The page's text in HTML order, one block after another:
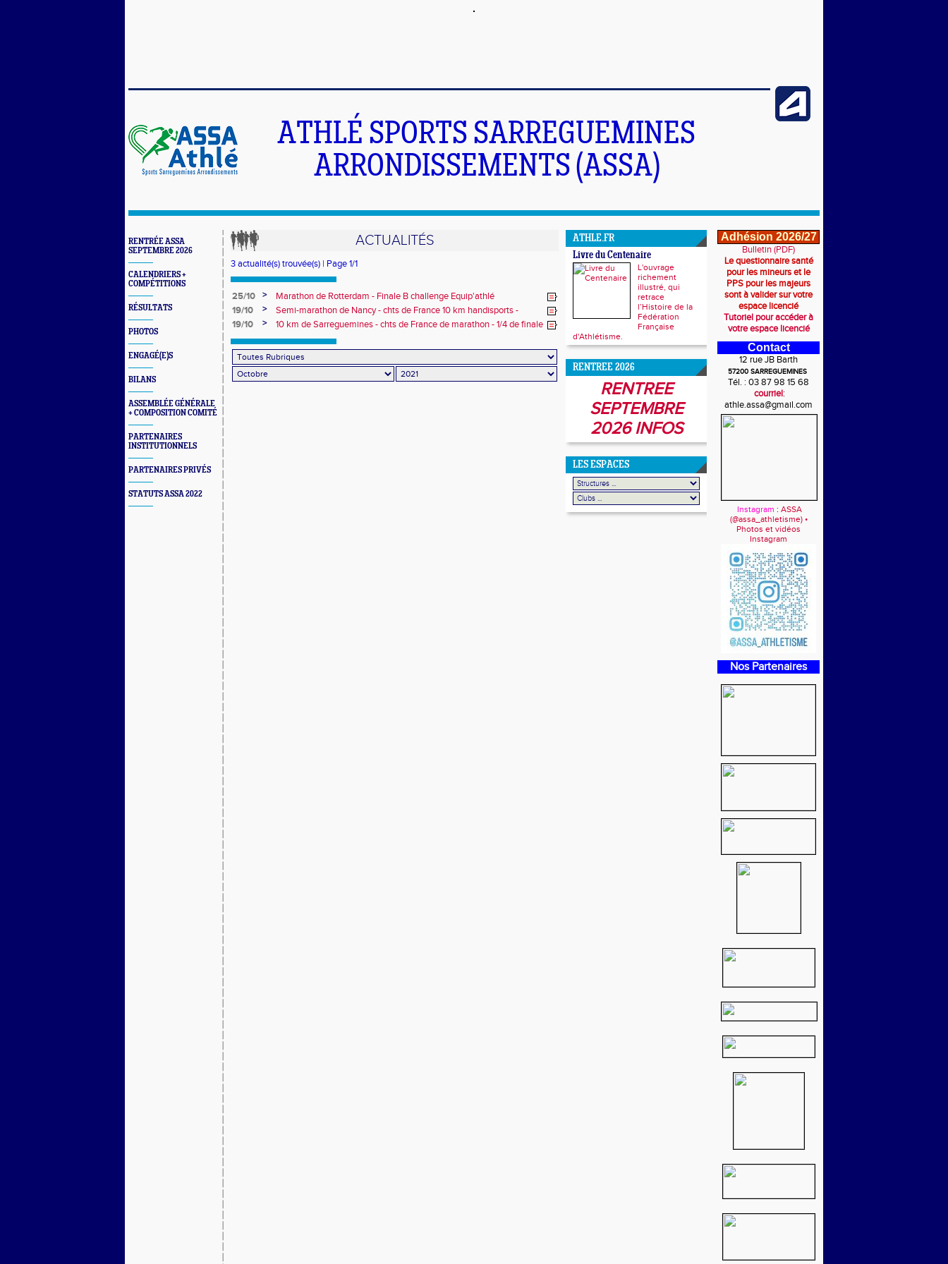
ATHLÉ SPORTS SARREGUEMINES
ARRONDISSEMENTS (ASSA)
RENTRÉE ASSA
SEPTEMBRE 2026
CALENDRIERS +
COMPÉTITIONS
RÉSULTATS
PHOTOS
ENGAGÉ(E)S
BILANS
ASSEMBLÉE GÉNÉRALE
+ COMPOSITION COMITÉ
PARTENAIRES
INSTITUTIONNELS
PARTENAIRES PRIVÉS
STATUTS ASSA 2022
ACTUALITÉS
3 actualité(s) trouvée(s) | Page 1/1
25/10 >
Marathon de Rotterdam - Finale B challenge Equip'athlé
19/10
>
Semi-marathon de Nancy - chts de France 10 km handisports -
challenge des clubs
19/10 >
10 km de Sarreguemines - chts de France de marathon - 1/4 de finale
ATHLE.FR
Livre du Centenaire
L'ouvrage
richement
illustré, qui
retrace
l’Histoire de la
Fédération
Française
d'Athlétisme.
RENTREE 2026
RENTREE
SEPTEMBRE
2026 INFOS
LES ESPACES
Adhésion 2026/27
Bulletin (PDF)
Le questionnaire santé
pour les mineurs et le
PPS pour les majeurs
sont à valider sur votre
espace licencié
Tutoriel pour accéder à
votre espace licencié
Contact
12 rue JB Barth
57200 SARREGUEMINES
Tél. : 03 87 98 15 68
courriel:
athle.assa@gmail.com
Instagram : ASSA
(@assa_athletisme) •
Photos et vidéos
Instagram
Nos Partenaires